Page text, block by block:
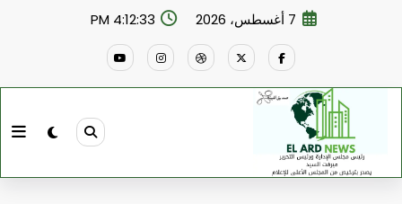
7 أغسطس، 2026 4:12:34 PM